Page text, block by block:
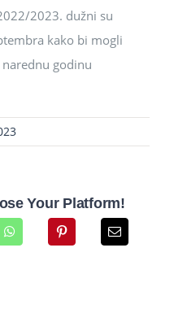
2023. dužni su
kako bi mogli
godinu
Your Platform!